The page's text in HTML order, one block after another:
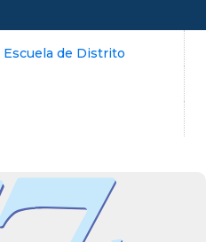
Escuela de Distrito